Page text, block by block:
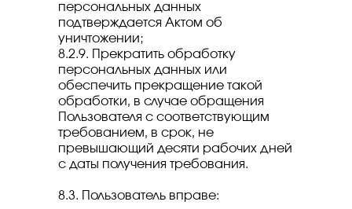
персональных данных
подтверждается Актом об
уничтожении;
8.2.9. Прекратить обработку
персональных данных или
обеспечить прекращение такой
обработки, в случае обращения
Пользователя с соответствующим
требованием, в срок, не
превышающий десяти рабочих дней
с даты получения требования.
8.3. Пользователь вправе: